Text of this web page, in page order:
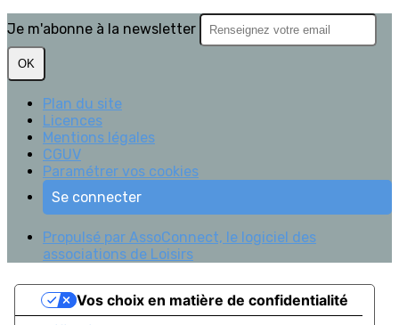
Je m'abonne à la newsletter
OK
Plan du site
Licences
Mentions légales
CGUV
Paramétrer vos cookies
Se connecter
Propulsé par AssoConnect, le logiciel des
associations de Loisirs
Vos choix en matière de confidentialité